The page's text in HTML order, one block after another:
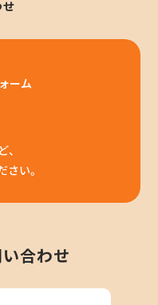
せ
ーム
い。
合わせ